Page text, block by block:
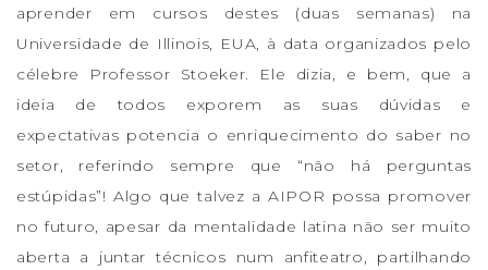
aprender em cursos destes (duas semanas) na
Universidade de Illinois, EUA, à data organizados pelo
célebre Professor Stoeker. Ele dizia, e bem, que a
ideia de todos exporem as suas dúvidas e
expectativas potencia o enriquecimento do saber no
setor, referindo sempre que “não há perguntas
estúpidas”! Algo que talvez a AIPOR possa promover
no futuro, apesar da mentalidade latina não ser muito
aberta a juntar técnicos num anfiteatro, partilhando